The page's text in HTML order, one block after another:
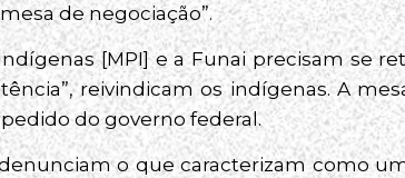
de negociação”.
[MPI] e a Funai precisam se
reivindicam os indígenas. A
do governo federal.
o que caracterizam como